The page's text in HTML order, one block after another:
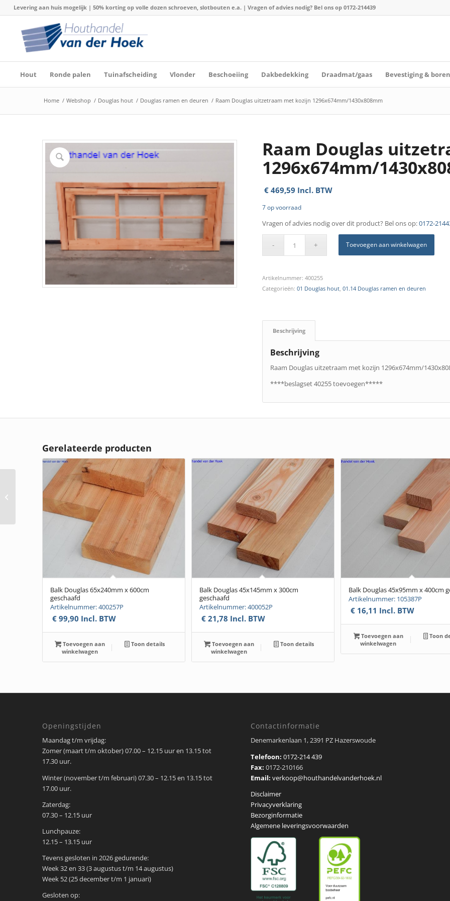
Levering aan huis mogelijk | 50% korting op volle dozen schroeven, slotbouten e.a. | Vragen of advies nodig? Bel ons op 0172-214439
Hout Ronde palen Tuinafscheiding Vlonder Beschoeiing Dakbedekking Draadmat/gaas Bevestiging & boren
Home / Webshop / Douglas hout / Douglas ramen en deuren / Raam Douglas uitzetraam met kozijn 1296x674mm/1430x808mm
Raam Douglas
1296x674mm/
€469,59 Incl. BTW
7 op voorraad
Vragen of advies nodig over dit product? Bel ons op:0172-
Toevoegen aan winkelwagen
Artikelnummer: 400255
Categorieën: 01 Douglas hout, 01.14 Douglas ramen en deuren
Beschrijving
Beschrijving
Raam Douglas uitzetraam met kozijn 1296x674mm/
****beslagset 40255 toevoegen*****
Gerelateerde producten
Balk Douglas 65x240mm x 600cm
geschaafd
Artikelnummer: 400257P
€99,90 Incl. BTW
Toevoegen aan
winkelwagen
Toon details
Balk Douglas 45x145mm x 300cm
geschaafd
Artikelnummer: 400052P
€21,78 Incl. BTW
Toevoegen aan
winkelwagen
Toon details
Balk Douglas 45x95mm x 400cm
Artikelnummer: 105387P
€16,11 Incl. BTW
Toevoegen aan
winkelwagen
Toon
Openingstijden
Maandag t/m vrijdag:
Zomer (maart t/m oktober) 07.00 – 12.15 uur en 13.15 tot
17.30 uur.
Winter (november t/m februari) 07.30 – 12.15 en 13.15 tot
17.00 uur.
Zaterdag:
07.30 – 12.15 uur
Lunchpauze:
12.15 – 13.15 uur
Tevens gesloten in 2026 gedurende:
Week 32 en 33 (3 augustus t/m 14 augustus)
Week 52 (25 december t/m 1 januari)
Gesloten op:
Contactinformatie
Denemarkenlaan 1, 2391 PZ Hazerswoude
Telefoon:0172-214 439
Fax:0172-210166
Email: verkoop@houthandelvanderhoek.nl
Disclaimer
Privacyverklaring
Bezorginformatie
Algemene leveringsvoorwaarden
Vlonderplank Douglas
27x145mm x 400cm